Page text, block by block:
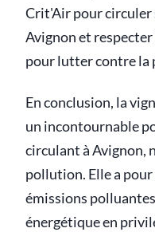
Crit'Air pour circuler
Avignon et respecter
pour lutter contre la
En conclusion, la
un incontournable
circulant à Avignon,
pollution. Elle a
émissions
énergétique en